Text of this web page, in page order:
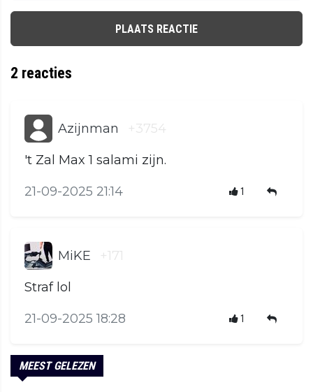
PLAATS REACTIE
2 reacties
Azijnman +3754
't Zal Max 1 salami zijn.
21-09-2025 21:14 1
MiKE +171
Straf lol
21-09-2025 18:28 1
MEEST GELEZEN